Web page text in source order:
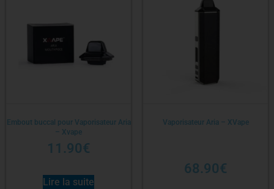
Embout buccal pour Vaporisateur Aria
– Xvape
11.90€
Lire la suite
Vaporisateur Aria – XVape
68.90€